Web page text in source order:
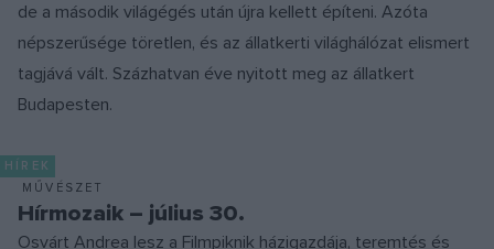
de a második világégés után újra kellett építeni. Azóta
népszerűsége töretlen, és az állatkerti világhálózat elismert
tagjává vált. Százhatvan éve nyitott meg az állatkert
Budapesten.
HÍREK
MŰVÉSZET
Hírmozaik – július 30.
Osvárt Andrea lesz a Filmpiknik házigazdája, teremtés és